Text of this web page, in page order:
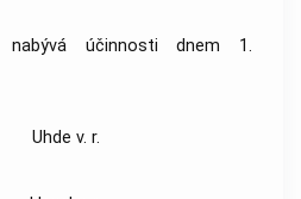
účinnosti dnem 1.
Uhde v. r.